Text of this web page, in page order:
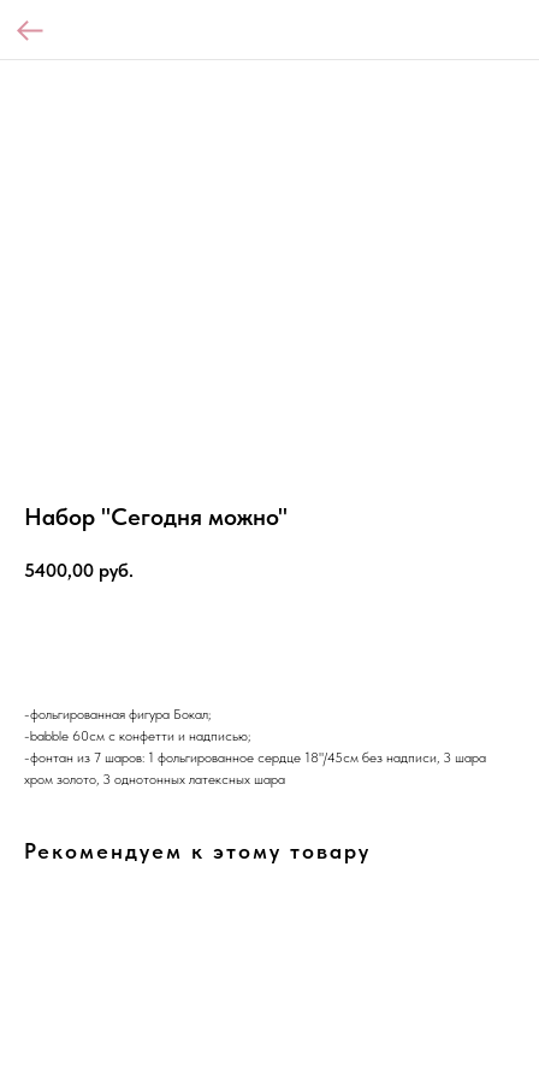
Набор "Сегодня можно"
5400,00 руб.
-фольгированная фигура Бокал;
-babble 60см с конфетти и надписью;
-фонтан из 7 шаров: 1 фольгированное сердце 18"/45см без надписи, 3 шара
хром золото, 3 однотонных латексных шара
Рекомендуем к этому товару